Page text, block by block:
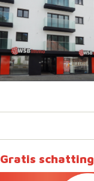
Gratis schatting